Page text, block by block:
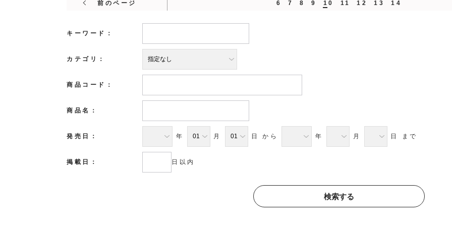
前のページ 6 7 8 9 10 11 12 13 14
キーワード：
カテゴリ：
商品コード：
商品名：
発売日： 年 月 日 から 年 月 日 まで
掲載日： 日以内